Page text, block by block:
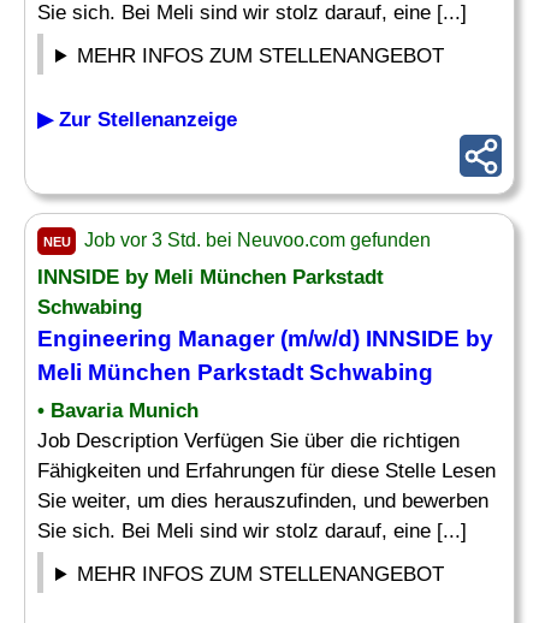
Sie sich. Bei Meli sind wir stolz darauf, eine [...]
MEHR INFOS ZUM STELLENANGEBOT
▶ Zur Stellenanzeige
NEU Job vor 3 Std. bei Neuvoo.com gefunden
INNSIDE by Meli München Parkstadt
Schwabing
Engineering Manager(m/w/d) INNSIDE by
Meli München Parkstadt Schwabing
• Bavaria Munich
Job Description Verfügen Sie über die richtigen
Fähigkeiten und Erfahrungen für diese Stelle Lesen
Sie weiter, um dies herauszufinden, und bewerben
Sie sich. Bei Meli sind wir stolz darauf, eine [...]
MEHR INFOS ZUM STELLENANGEBOT